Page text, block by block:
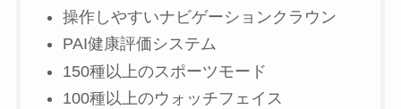
操作しやすいナビゲーションクラウン
PAI健康評価システム
150種以上のスポーツモード
100種以上のウォッチフェイス